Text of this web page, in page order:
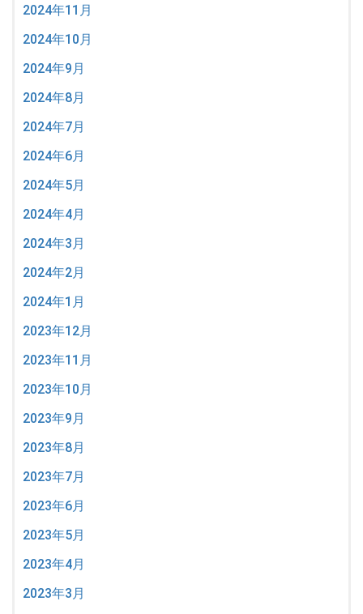
2024年11月
2024年10月
2024年9月
2024年8月
2024年7月
2024年6月
2024年5月
2024年4月
2024年3月
2024年2月
2024年1月
2023年12月
2023年11月
2023年10月
2023年9月
2023年8月
2023年7月
2023年6月
2023年5月
2023年4月
2023年3月